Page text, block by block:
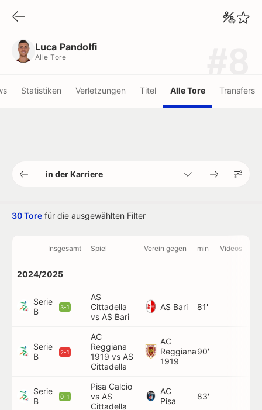
Luca Pandolfi
Alle Tore
Statistiken Verletzungen Titel Alle Tore Transfers
in der Karriere
30 Tore für die ausgewählten Filter
Insgesamt Spiel Verein gegen min Videos
2024/2025
Serie
B
3-1
AS
Cittadella
vs AS Bari
AS Bari 81'
Serie
B
2-1
AC
Reggiana
1919 vs AS
Cittadella
AC
Reggiana
1919
90'
Serie
B
0-1
Pisa Calcio
vs AS
Cittadella
AC
Pisa
83'